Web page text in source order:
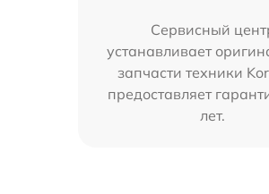
Сервисный
устанавливает
запчасти техники
предоставляет
лет.